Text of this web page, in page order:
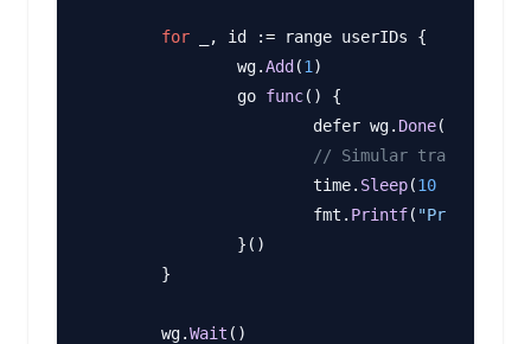
for _, id := range userIDs {
		wg.
Add (1 )
		go
func() {
			defer wg.
Done()
// Simular trabajo
			time.
Sleep(10
			fmt.
Printf(
	wg.
Wait ()